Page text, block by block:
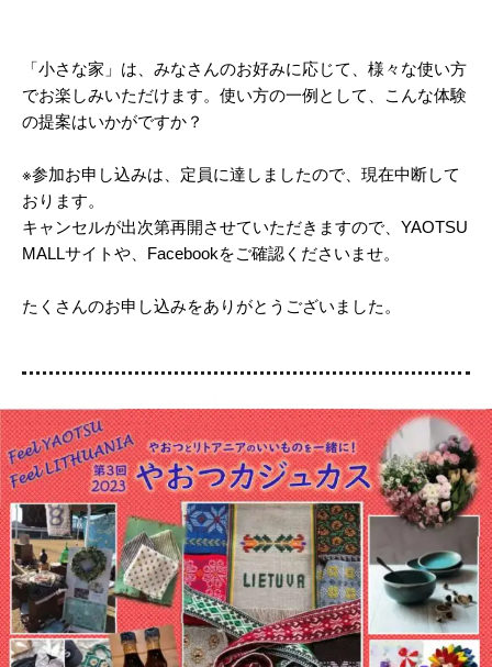
「小さな家」は、みなさんのお好みに応じて、様々な使い方
でお楽しみいただけます。使い方の一例として、こんな体験
の提案はいかがですか？
※参加お申し込みは、定員に達しましたので、現在中断して
おります。
キャンセルが出次第再開させていただきますので、YAOTSU
MALLサイトや、Facebookをご確認くださいませ。
たくさんのお申し込みをありがとうございました。